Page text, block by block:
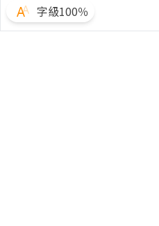
字級100％